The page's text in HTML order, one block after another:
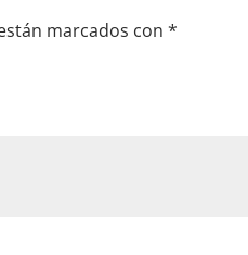
marcados con*